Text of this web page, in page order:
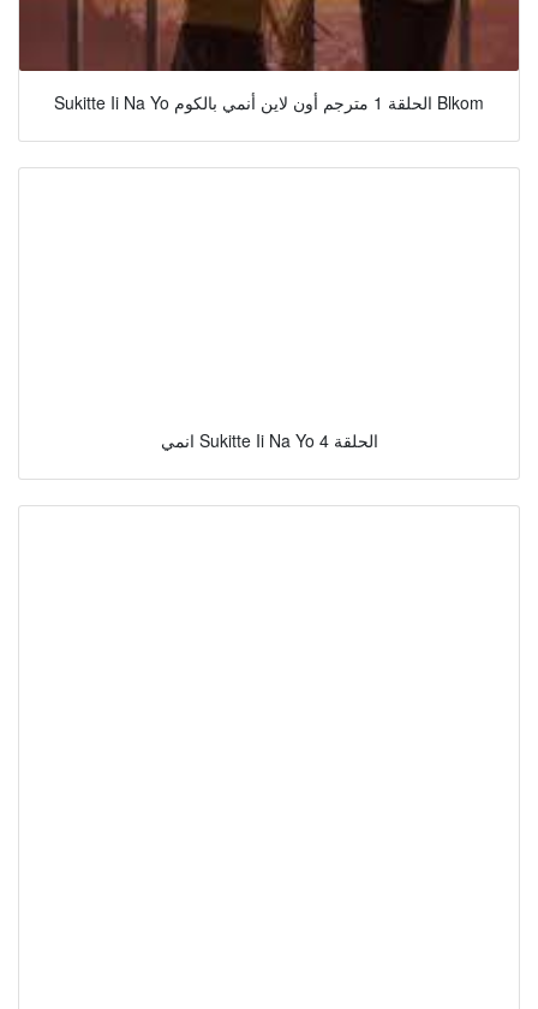
Sukitte Ii Na Yo الحلقة 1 مترجم أون لاين أنمي بالكوم Blkom
انمي Sukitte Ii Na Yo الحلقة 4